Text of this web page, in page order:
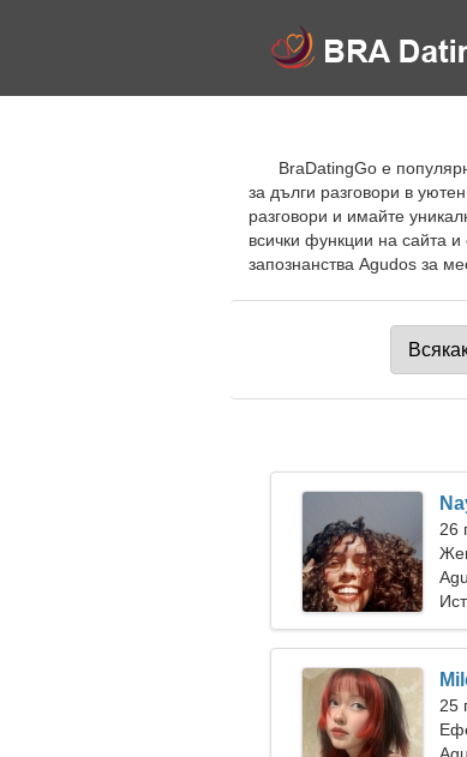
BraDatingGo е
за дълги разговори в
разговори и имайте
всички функции на сайта
запознанства Agudos за
26
25